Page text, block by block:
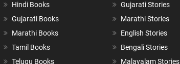
Hindi Books
Gujarati Books
Marathi Books
Tamil Books
Telugu Books
Gujarati Stories
Marathi Stories
English Stories
Bengali Stories
Malayalam Stories